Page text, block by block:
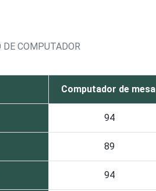
COMPUTADOR
Computador de mesa
94
89
94